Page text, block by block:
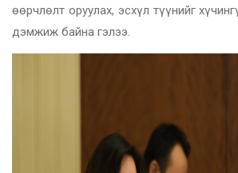
өөрчлөлт оруулах, эсхүл түүнийг
дэмжиж байна гэлээ.